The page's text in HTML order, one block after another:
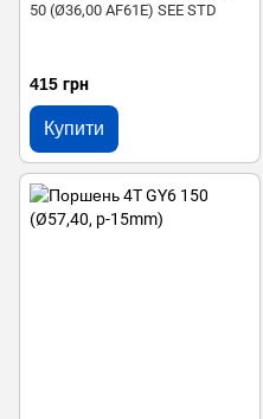
50 (Ø36,00 AF61E) SEE STD
415 грн
Купити